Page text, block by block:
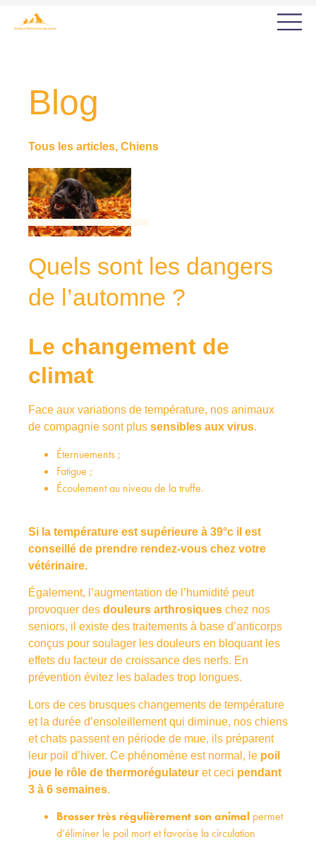
Blog
Tous les articles, Chiens
Quels sont les dangers
de l’automne ?
Le changement de
climat
Face aux variations de température, nos animaux
de compagnie sont plus sensibles aux virus.
Éternuements ;
Fatigue ;
Écoulement au niveau de la truffe.
Si la température est supérieure à 39°c il est
conseillé de prendre rendez-vous chez votre
vétérinaire.
Également, l’augmentation de l’humidité peut
provoquer des douleurs arthrosiques chez nos
seniors, il existe des traitements à base d’anticorps
conçus pour soulager les douleurs en bloquant les
effets du facteur de croissance des nerfs. En
prévention évitez les balades trop longues.
Lors de ces brusques changements de température
et la durée d’ensoleillement qui diminue, nos chiens
et chats passent en période de mue, ils préparent
leur poil d’hiver. Ce phénomène est normal, le poil
joue le rôle de thermorégulateur et ceci pendant
3 à 6 semaines.
Brosser très régulièrement son animal permet
d’éliminer le poil mort et favorise la circulation